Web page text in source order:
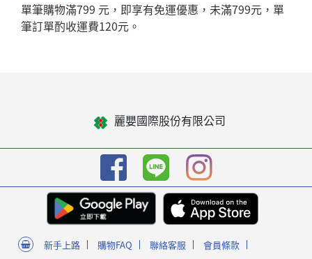
單筆購物滿799 元，即享有免運優惠，未滿799元，單
筆訂單酌收運費120元。
麗嬰國際股份有限公司
新手上路 購物FAQ 聯絡客服
會員條款